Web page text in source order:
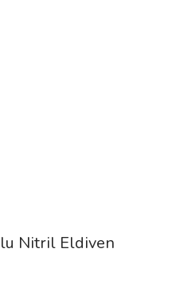
Nitril Eldiven